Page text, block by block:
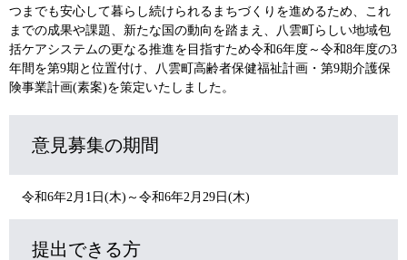
つまでも安心して暮らし続けられるまちづくりを進めるため、これ
までの成果や課題、新たな国の動向を踏まえ、八雲町らしい地域包
括ケアシステムの更なる推進を目指すため令和6年度～令和8年度の3
年間を第9期と位置付け、八雲町高齢者保健福祉計画・第9期介護保
険事業計画(素案)を策定いたしました。
意見募集の期間
令和6年2月1日(木)～令和6年2月29日(木)
提出できる方